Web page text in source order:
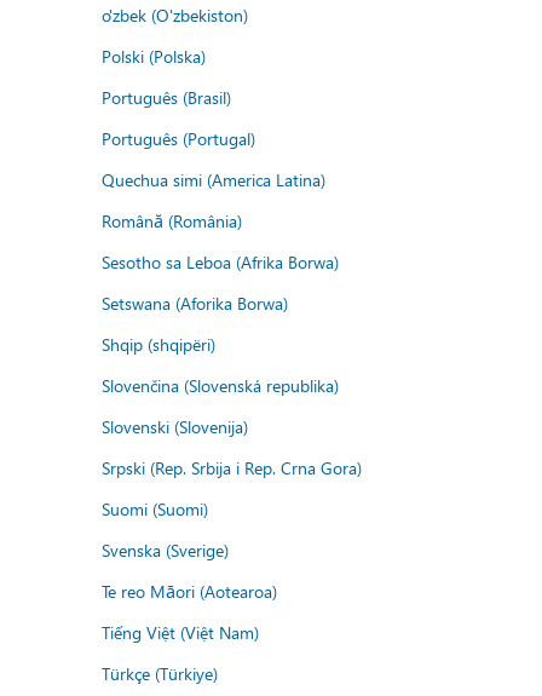
o'zbek (O'zbekiston)
Polski (Polska)
Português (Brasil)
Português (Portugal)
Quechua simi (America Latina)
Română (România)
Sesotho sa Leboa (Afrika Borwa)
Setswana (Aforika Borwa)
Shqip (shqipëri)
Slovenčina (Slovenská republika)
Slovenski (Slovenija)
Srpski (Rep. Srbija i Rep. Crna Gora)
Suomi (Suomi)
Svenska (Sverige)
Te reo Māori (Aotearoa)
Tiếng Việt (Việt Nam)
Türkçe (Türkiye)